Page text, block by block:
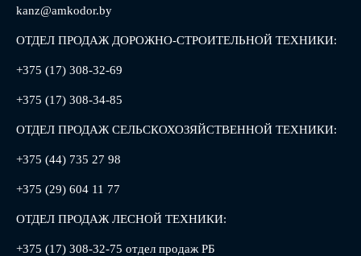
kanz@amkodor.by
ОТДЕЛ ПРОДАЖ ДОРОЖНО-СТРОИТЕЛЬНОЙ ТЕХНИКИ:
+375 (17) 308-32-69
+375 (17) 308-34-85
ОТДЕЛ ПРОДАЖ СЕЛЬСКОХОЗЯЙСТВЕННОЙ ТЕХНИКИ:
+375 (44) 735 27 98
+375 (29) 604 11 77
ОТДЕЛ ПРОДАЖ ЛЕСНОЙ ТЕХНИКИ:
+375 (17) 308-32-75 отдел продаж РБ